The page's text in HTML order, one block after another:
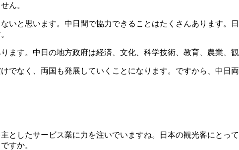
ん。
いと思います。中日間で協力できることはたくさんあります。
ます。中日の地方政府は経済、文化、科学技術、教育、農業、
でなく、両国も発展していくことになります。ですから、中日
したサービス業に力を注いでいますね。日本の観光客にとっ
すか。